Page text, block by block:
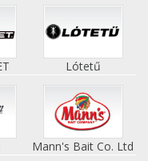
Lótetű
Mann's Bait Co. Ltd